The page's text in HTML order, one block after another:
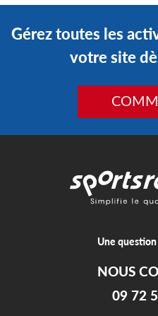
Gérez toutes les
votre site
Une question
NOUS
09 72